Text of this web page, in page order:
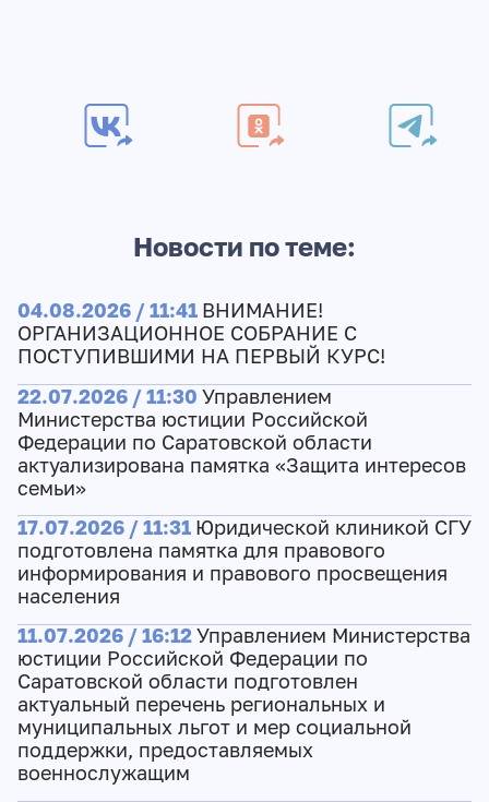
Новости по теме:
04.08.2026 / 11:41 ВНИМАНИЕ!
ОРГАНИЗАЦИОННОЕ СОБРАНИЕ С
ПОСТУПИВШИМИ НА ПЕРВЫЙ КУРС!
22.07.2026 / 11:30 Управлением
Министерства юстиции Российской
Федерации по Саратовской области
актуализирована памятка «Защита интересов
семьи»
17.07.2026 / 11:31 Юридической клиникой СГУ
подготовлена памятка для правового
информирования и правового просвещения
населения
11.07.2026 / 16:12Управлением Министерства
юстиции Российской Федерации по
Саратовской области подготовлен
актуальный перечень региональных и
муниципальных льгот и мер социальной
поддержки, предоставляемых
военнослужащим